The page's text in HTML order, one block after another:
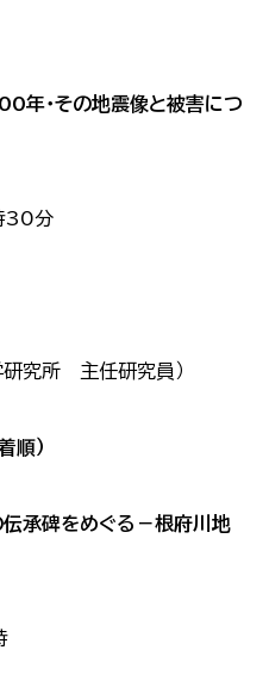
年・その地震像と被害につ
30分
研究所 主任研究員）
順）
伝承碑をめぐる－根府川地